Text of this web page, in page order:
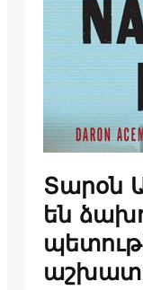
Տարօն
են